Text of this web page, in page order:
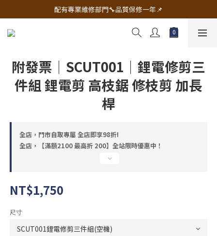
🔧電動工具&五金唯一首選 宇慶五金網拍🔧
配有專業維修部門🔧品質保修一年📌
🔧電動工具&五金唯一首選 宇慶五金網拍🔧
附發票｜SCUT001｜鋰電修剪三
件組 鋰電剪 高枝鋸 修枝剪 加長
桿
全店，門市自取專屬 全店即享98折!
全店，【滿額2100 最高折 200】全站限時優惠中！
NT$1,750
尺寸